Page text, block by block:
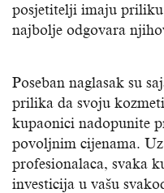
posjetitelji imaju
najbolje odgovara
Poseban naglasak su
prilika da svoju
kupaonici nadopunite
povoljnim cijenama.
profesionalaca, svaka
investicija u vašu